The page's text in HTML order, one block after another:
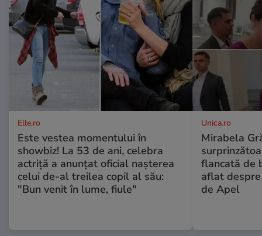
Elle.ro
Este vestea momentului în
showbiz! La 53 de ani, celebra
actriță a anunțat oficial nașterea
celui de-al treilea copil al său:
"Bun venit în lume, fiule"
Unica.ro
Mirabela
flancată de
aflat
de Apel